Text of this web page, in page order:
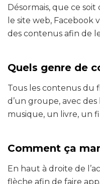
Désormais, que ce
le site web,
des contenus afin de
Quels genre de
Tous les contenus du
d’un groupe, avec
musique, un livre, un
Comment ça
En haut à droite de
flèche afin de faire